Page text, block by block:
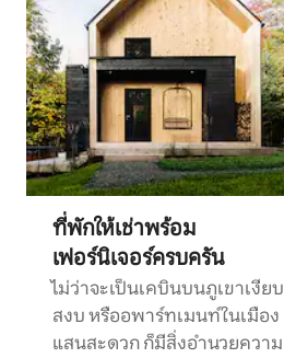
ที่พักให้เช่าพร้อม
เฟอร์นิเจอร์ครบครัน
ไม่ว่าจะเป็นเคบินบนภูเขาเงียบ
สงบ หรืออพาร์ทเมนท์ในเมือง
แสนสะดวก ก็มีสิ่งอำนวยความ